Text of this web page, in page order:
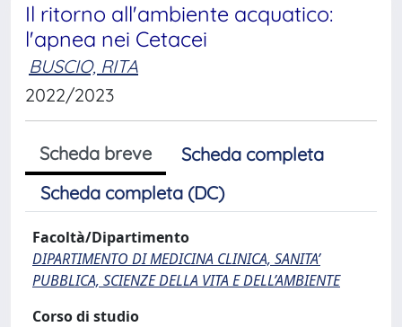
Il ritorno all'ambiente acquatico:
l'apnea nei Cetacei
BUSCIO, RITA
2022/2023
Scheda breve
Scheda completa
Scheda completa (DC)
Facoltà/Dipartimento
DIPARTIMENTO DI MEDICINA CLINICA, SANITA’
PUBBLICA, SCIENZE DELLA VITA E DELL’AMBIENTE
Corso di studio